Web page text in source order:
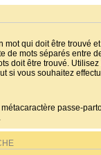
mot qui doit être trouvé
de mots séparés entre
doit être trouvé.
si vous souhaitez
passe-